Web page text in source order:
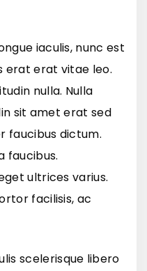
iaculis, nunc est
erat erat vitae leo.
nulla. Nulla
sit amet erat sed
faucibus dictum.
faucibus.
ultrices varius.
facilisis, ac
scelerisque libero